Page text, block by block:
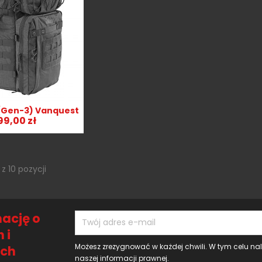
podgląd
3) Vanquest
zł
10 pozycji
o
i
Możesz zrezygnować w każdej chwili. W tym celu
naszej informacji prawnej.